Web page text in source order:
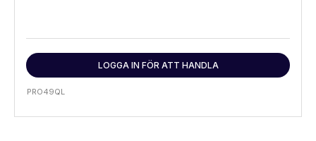
LOGGA IN FÖR ATT HANDLA
PRO49QL